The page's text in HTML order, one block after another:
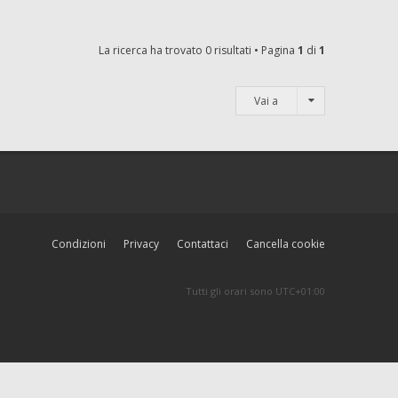
La ricerca ha trovato 0 risultati • Pagina 1 di 1
Vai a
Cancella cookie
Contattaci
Privacy
Condizioni
Tutti gli orari sono UTC+01:00